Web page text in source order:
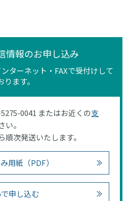
情報のお申し込み
ターネット・FAXで受付けして
ります。
0041 またはお近くの支
い。
次発送いたします。
用紙（PDF）
申し込む